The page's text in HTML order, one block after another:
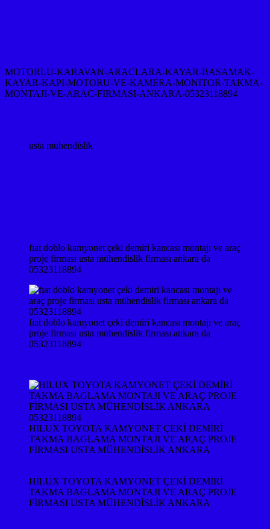
MOTORLU-KARAVAN-ARACLARA-KAYAR-BASAMAK-
KAYAR-KAPI-MOTORU-VE-KAMERA-MONITOR-TAKMA-
MONTAJI-VE-ARAC-FIRMASI-ANKARA-05323118894
usta mühendislik
fıat doblo kamyonet çeki demiri kancası montajı ve araç
proje firması usta mühendislik firması ankara da
05323118894
fıat doblo kamyonet çeki demiri kancası montajı ve araç
proje firması usta mühendislik firması ankara da
05323118894
HILUX TOYOTA KAMYONET ÇEKİ DEMİRİ
TAKMA BAGLAMA MONTAJI VE ARAÇ PROJE
FİRMASI USTA MÜHENDİSLİK ANKARA
HILUX TOYOTA KAMYONET ÇEKİ DEMİRİ
TAKMA BAGLAMA MONTAJI VE ARAÇ PROJE
FİRMASI USTA MÜHENDİSLİK ANKARA